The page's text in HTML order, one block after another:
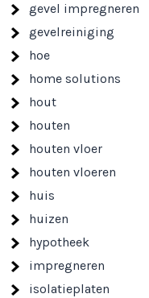
gevel impregneren
gevelreiniging
hoe
home solutions
hout
houten
houten vloer
houten vloeren
huis
huizen
hypotheek
impregneren
isolatieplaten